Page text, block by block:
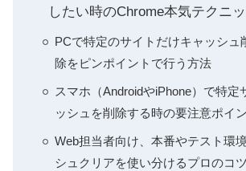
したい時のChrome本気テクニ
PCで特定のサイトだけキャッシュ
除をピンポイントで行う方法
スマホ（AndroidやiPhone）で特定
ッシュを削除する時の要注意ポイ
Web担当者向け、本番やテスト環
シュクリアを使い分けるプロのコツ